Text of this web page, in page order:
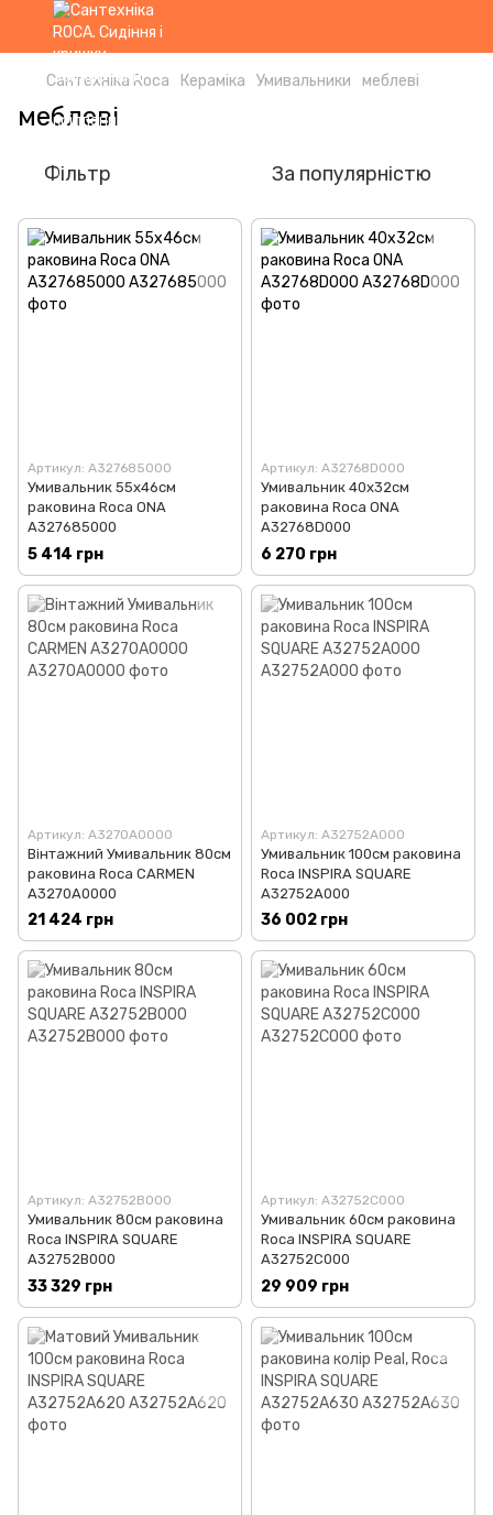
Сантехніка Roca Кераміка Умивальники меблеві
меблеві
Фільтр За популярністю
Артикул: A327685000
Умивальник 55x46см
раковина Roca ONA
A327685000
5 414 грн
Артикул: A32768D000
Умивальник 40x32см
раковина Roca ONA
A32768D000
6 270 грн
Артикул: A3270A0000
Вінтажний Умивальник 80см
раковина Roca CARMEN
A3270A0000
21 424 грн
Артикул: A32752A000
Умивальник 100см раковина
Roca INSPIRA SQUARE
A32752A000
36 002 грн
Артикул: A32752B000
Умивальник 80см раковина
Roca INSPIRA SQUARE
A32752B000
33 329 грн
Артикул: A32752C000
Умивальник 60см раковина
Roca INSPIRA SQUARE
A32752C000
29 909 грн